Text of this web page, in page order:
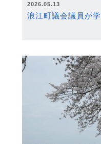
2026.05.13
浪江町議会議員が